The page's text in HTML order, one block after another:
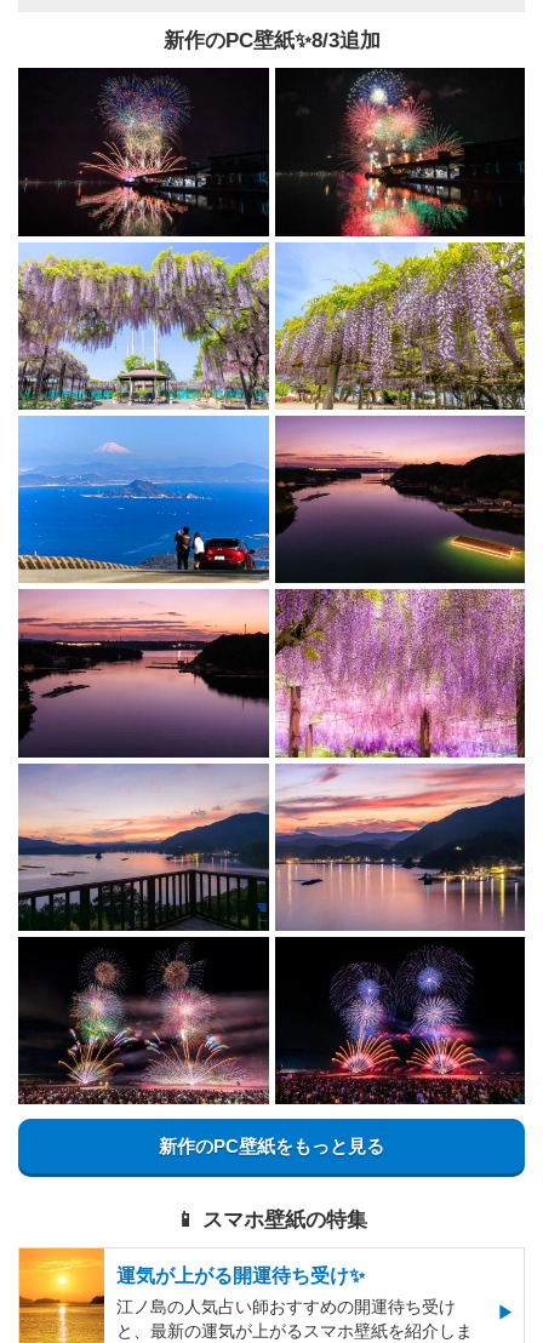
新作のPC壁紙✨️8/3追加
新作のPC壁紙をもっと見る
📱 スマホ壁紙の特集
運気が上がる開運待ち受け✨
江ノ島の人気占い師おすすめの開運待ち受け
と、最新の運気が上がるスマホ壁紙を紹介しま